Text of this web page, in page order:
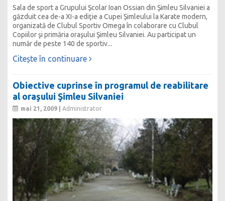
Sala de sport a Grupului Şcolar Ioan Ossian din Şimleu Silvaniei a
găzduit cea de-a XI-a ediţie a Cupei Şimleului la Karate modern,
organizată de Clubul Sportiv Omega în colaborare cu Clubul
Copiilor şi primăria oraşului Şimleu Silvaniei. Au participat un
număr de peste 140 de sportiv...
Citește în continuare
Obiective cuprinse în programul de reabilitare
al oraşului Şimleu Silvaniei
mai 21, 2009 | Administrator